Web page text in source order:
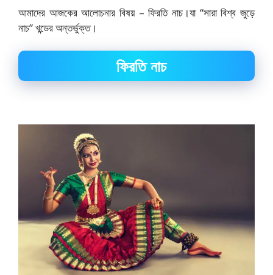
আমাদের আজকের আলোচনার বিষয় – ফিরতি নাচ।যা “সারা বিশ্ব জুড়ে
নাচ” খন্ডের অন্তর্ভুক্ত।
ফিরতি নাচ